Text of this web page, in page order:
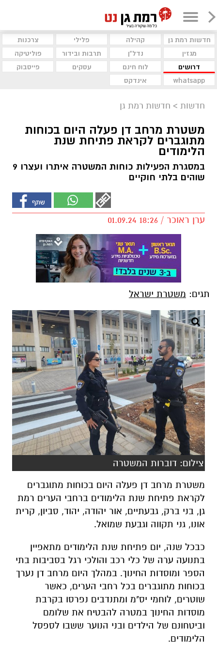
חדשות רמת גן קהילה פלילי
צרכנות
מגזין
נדל"ן תרבות ובידור
פוליטיקה
דרושים
לוח חינם עסקים
פייסבוק
whatsapp
אינדקס
חדשות > חדשות רמת גן
משטרת מרחב דן פעלה היום בכוחות
מתוגברים לקראת פתיחת שנת
הלימודים
במסגרת הפעילות כוחות המשטרה איתרו ועצרו 9
שוהים בלתי חוקיים
ערן ראוכר / 18:26 01.09.24
משטרת ישראל
צילום: דוברות המשטרה
משטרת מרחב דן פעלה היום בכוחות מתוגברים
לקראת פתיחת שנת הלימודים ברחבי הערים רמת
גן, בני ברק, גבעתיים, אור יהודה, יהוד, סביון, קרית
כבכל שנה, יום פתיחת שנת הלימודים מתאפיין
בתנועה ערה של כלי רכב והולכי רגל בסביבות בתי
הספר ומוסדות החינוך. במהלך היום מרחב דן נערך
שוטרים, לוחמי יס"מ ומתנדבים נפרסו בקרבת
מוסדות החינוך במטרה להבטיח את שלומם
וביטחונם של הילדים ובני הנוער ששבו לספסל
הלימודים.
השוטרים פעלו לאבטחת היום המיוחד, לשמירה על
הסדר הציבורי ולהכוונת התנועה - כדי לאפשר את
פתיחת שנת הלימודים באופן בטוח ותקין.